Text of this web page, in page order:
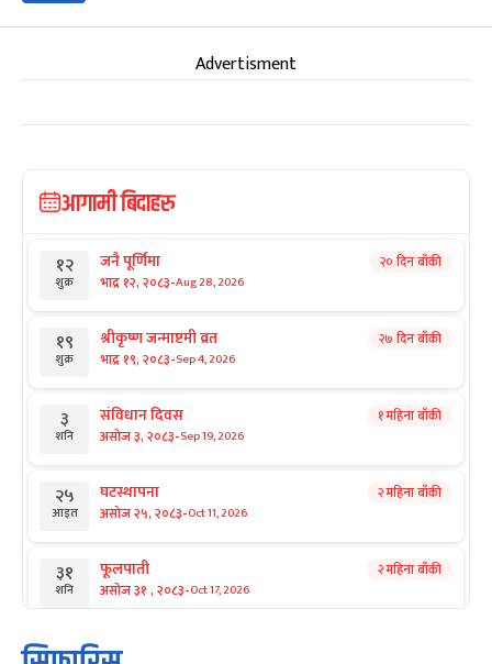
Advertisment
आगामी बिदाहरु
१२
शुक्र
जनै पूर्णिमा
भाद्र १२, २०८३-Aug 28, 2026
२० दिन बाँकी
१९
शुक्र
श्रीकृष्ण जन्माष्टमी व्रत
भाद्र १९, २०८३-Sep 4, 2026
२७ दिन बाँकी
३
शनि
संविधान दिवस
असोज ३, २०८३-Sep 19, 2026
१ महिना बाँकी
२५
आइत
घटस्थापना
असोज २५, २०८३-Oct 11, 2026
२ महिना बाँकी
३१
शनि
फूलपाती
असोज ३१ , २०८३-Oct 17, 2026
२ महिना बाँकी
१ कार्तिक सङ्क्रान्ति